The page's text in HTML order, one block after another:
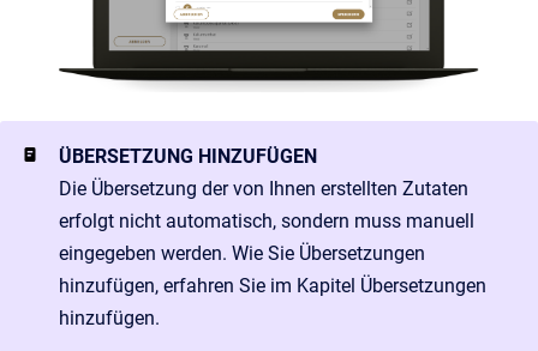
ÜBERSETZUNG HINZUFÜGEN
Die Übersetzung der von Ihnen erstellten Zutaten
erfolgt nicht automatisch, sondern muss manuell
eingegeben werden. Wie Sie Übersetzungen
hinzufügen, erfahren Sie im Kapitel Übersetzungen
hinzufügen.